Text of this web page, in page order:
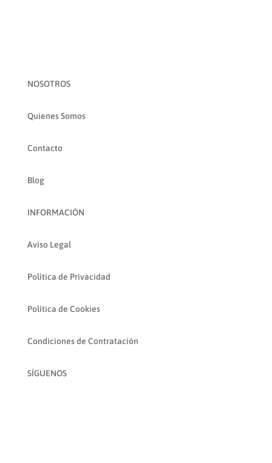
NOSOTROS
Quienes Somos
Contacto
Blog
INFORMACIÓN
Aviso Legal
Política de Privacidad
Política de Cookies
Condiciones de Contratación
SÍGUENOS